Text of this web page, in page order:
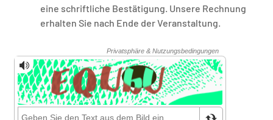
eine schriftliche Bestätigung. Unsere Rechnung
erhalten Sie nach Ende der Veranstaltung.
Sicherheitsüberprüfung